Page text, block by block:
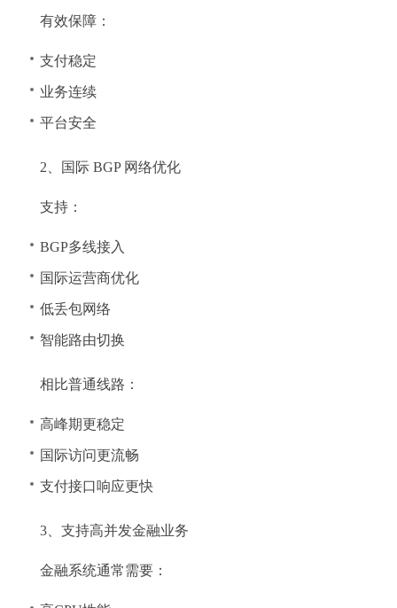
有效保障：
支付稳定
业务连续
平台安全
2、国际 BGP 网络优化
支持：
BGP多线接入
国际运营商优化
低丢包网络
智能路由切换
相比普通线路：
高峰期更稳定
国际访问更流畅
支付接口响应更快
3、支持高并发金融业务
金融系统通常需要：